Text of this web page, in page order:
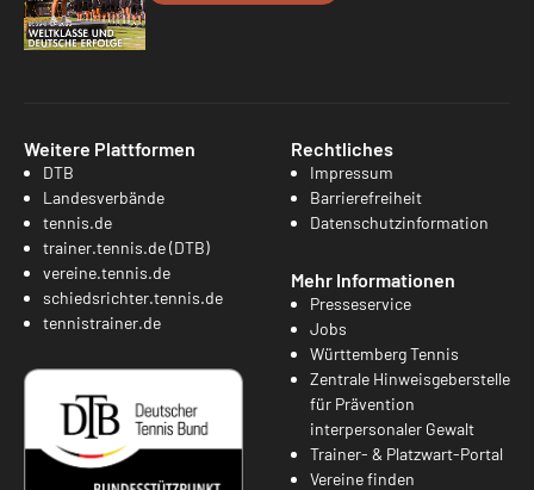
Weitere Plattformen
DTB
Landesverbände
tennis.de
trainer.tennis.de (DTB)
vereine.tennis.de
schiedsrichter.tennis.de
tennistrainer.de
Rechtliches
Impressum
Barrierefreiheit
Datenschutzinformation
Mehr Informationen
Presseservice
Jobs
Württemberg Tennis
Zentrale Hinweisgeberstelle
für Prävention
interpersonaler Gewalt
Trainer- & Platzwart-Portal
Vereine finden